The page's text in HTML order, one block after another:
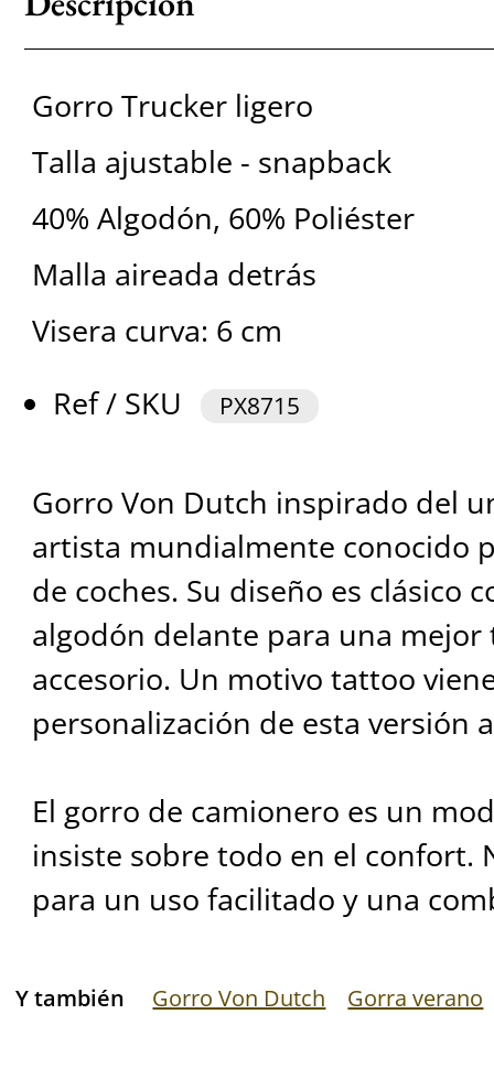
Gorro Trucker ligero
Talla ajustable - snapback
40% Algodón, 60% Poliéster
Malla aireada detrás
Visera curva: 6 cm
Ref / SKU
PX8715
Gorro Von Dutch inspirado del
artista mundialmente conocido
de coches. Su diseño es clásico
algodón delante para una
accesorio. Un motivo tattoo
personalización de esta versión
El gorro de camionero es un
insiste sobre todo en el confort.
para un uso facilitado y una
Y también Gorro Von Dutch Gorra verano